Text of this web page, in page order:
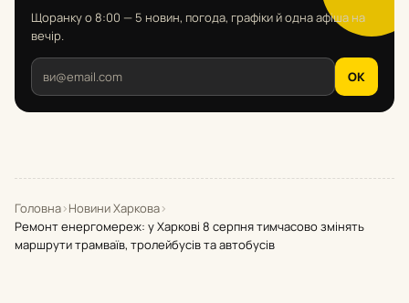
Щоранку о 8:00 — 5 новин, погода, графіки й одна афіша на
вечір.
OK
Головна›Новини Харкова›
Ремонт енергомереж: у Харкові 8 серпня тимчасово змінять
маршрути трамваїв, тролейбусів та автобусів